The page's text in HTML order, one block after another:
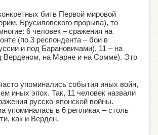
битв Первой мировой
Брусиловского прорыва), то
6 человек – сражения на
(по 3 респондента – бои в
и под Барановичами), 11 – на
Верденом, на Марне и на Сомме). Это
упоминались события иных войн,
иных эпох. Так, 11 человек назвали
русско-японской войны.
упоминалась в 6 репликах – столь
как и Верден.